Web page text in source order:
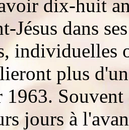
dix-huit
Jésus dans
individuelles
plus
Souvent
jours à